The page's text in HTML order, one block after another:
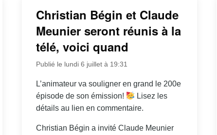
Christian Bégin et Claude
Meunier seront réunis à la
télé, voici quand
Publié le lundi 6 juillet à 19:31
L’animateur va souligner en grand le 200e
épisode de son émission!
Lisez les
détails au lien en commentaire.
Christian Bégin a invité Claude Meunier